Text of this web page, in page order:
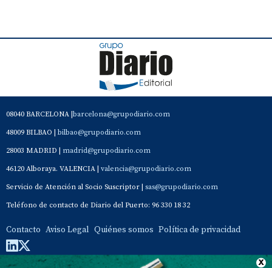
08040 BARCELONA | barcelona@grupodiario.com
48009 BILBAO | bilbao@grupodiario.com
28003 MADRID | madrid@grupodiario.com
46120 Alboraya. VALENCIA | valencia@grupodiario.com
Servicio de Atención al Socio Suscriptor | sas@grupodiario.com
Teléfono de contacto de Diario del Puerto: 96 330 18 32
Contacto Aviso Legal Quiénes somos Política de privacidad